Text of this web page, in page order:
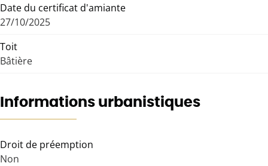
Date du certificat d'amiante
27/10/2025
Toit
Bâtière
Informations urbanistiques
Droit de préemption
Non